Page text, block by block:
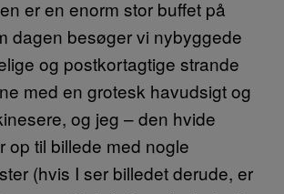
er en enorm stor buffet på
dagen besøger vi nybyggede
og postkortagtige strande
med en grotesk havudsigt og
og jeg – den hvide
op til billede med nogle
(hvis I ser billedet derude, er